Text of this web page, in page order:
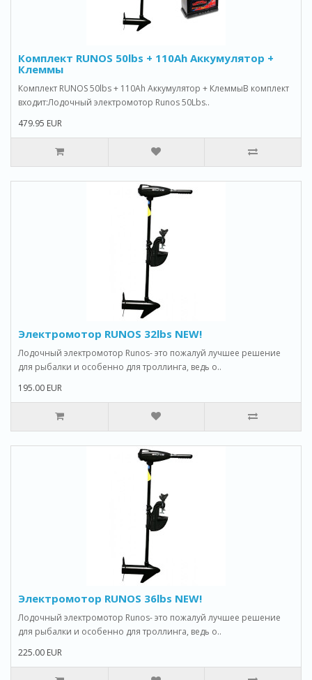
Комплект RUNOS 50lbs + 110Ah Аккумулятор +
Клеммы
Комплект RUNOS 50lbs + 110Ah Аккумулятор + КлеммыВ комплект
входит:Лодочный электромотор Runos 50Lbs..
479.95 EUR
Электромотор RUNOS 32lbs NEW!
Лодочный электромотор Runos- это пожалуй лучшее решение
для рыбалки и особенно для троллинга, ведь о..
195.00 EUR
Электромотор RUNOS 36lbs NEW!
Лодочный электромотор Runos- это пожалуй лучшее решение
для рыбалки и особенно для троллинга, ведь о..
225.00 EUR